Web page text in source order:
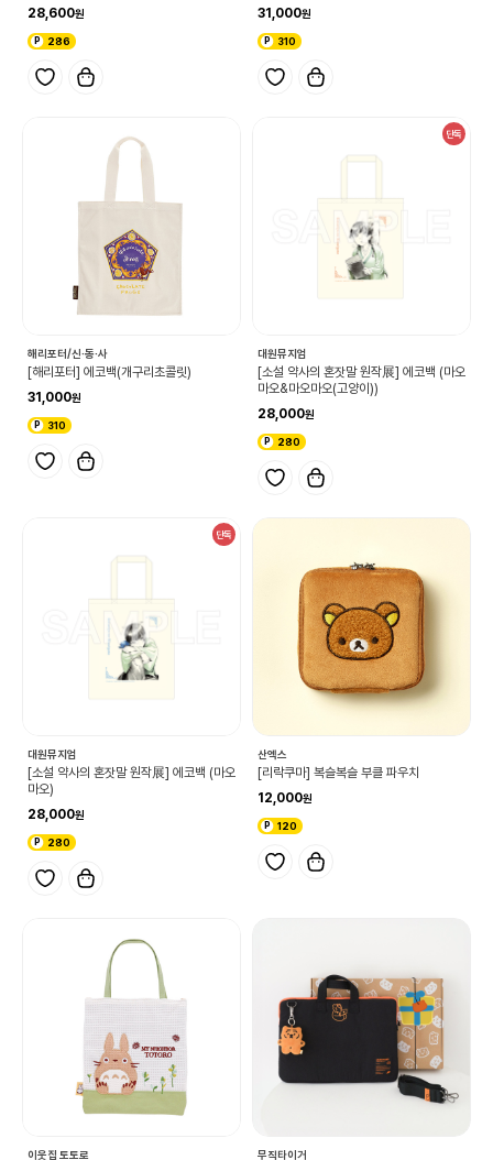
28,600
286
31,000
310
해리포터/신·동·사
[해리포터] 에코백(개구리초콜릿)
31,000
310
단독
대원뮤지엄
[소설 약사의 혼잣말 원작展] 에코백 (마오
마오&마오마오(고양이))
28,000
280
단독
대원뮤지엄
[소설 약사의 혼잣말 원작展] 에코백 (마오
마오)
28,000
280
산엑스
[리락쿠마] 복슬복슬 부클 파우치
12,000
120
이웃집 토토로 무직타이거